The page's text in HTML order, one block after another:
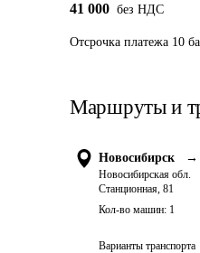
41 000 без НДС
Отсрочка платежа 10
Маршруты и
Новосибирск →
Новосибирская обл.
Станционная, 81
Кол-во машин: 1
Варианты транспорта